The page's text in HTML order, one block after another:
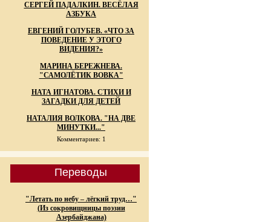
СЕРГЕЙ ПАДАЛКИН. ВЕСЁЛАЯ
АЗБУКА
ЕВГЕНИЙ ГОЛУБЕВ. «ЧТО ЗА
ПОВЕДЕНИЕ У ЭТОГО
ВИДЕНИЯ?»
МАРИНА БЕРЕЖНЕВА.
"САМОЛЁТИК ВОВКА"
НАТА ИГНАТОВА. СТИХИ И
ЗАГАДКИ ДЛЯ ДЕТЕЙ
НАТАЛИЯ ВОЛКОВА. "НА ДВЕ
МИНУТКИ..."
Комментариев: 1
Переводы
"Летать по небу – лёгкий труд…"
(Из сокровищницы поэзии
Азербайджана)